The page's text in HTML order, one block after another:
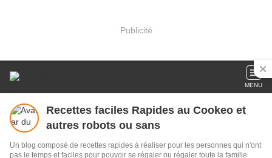
Publicité
MENU
Recettes faciles Rapides au Cookeo et
autres robots ou sans
Un blog composé de recettes rapides à réaliser pour les personnes qui n'ont
pas le temps et faciles pour pouvoir se régaler ou régaler toute la famille